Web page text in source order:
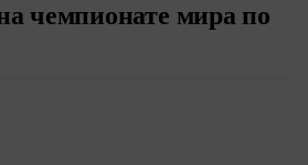
чемпионате мира по